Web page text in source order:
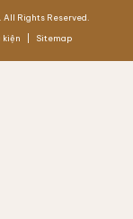
All Rights Reserved.
kiện Sitemap